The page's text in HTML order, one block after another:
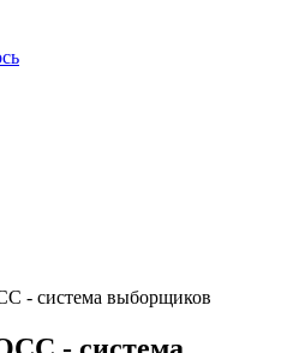
- система выборщиков